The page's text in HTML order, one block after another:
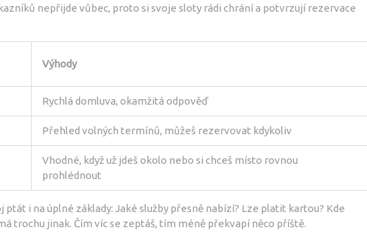
nepřijde vůbec, proto si svoje sloty rádi chrání a potvrzují rezervace
Výhody
Rychlá domluva, okamžitá odpověď
Přehled volných termínů, můžeš rezervovat kdykoliv
Vhodné, když už jdeš okolo nebo si chceš místo rovnou
prohlédnout
i na úplné základy: Jaké služby přesně nabízí? Lze platit kartou? Kde
trochu jinak. Čím víc se zeptáš, tím méně překvapí něco příště.